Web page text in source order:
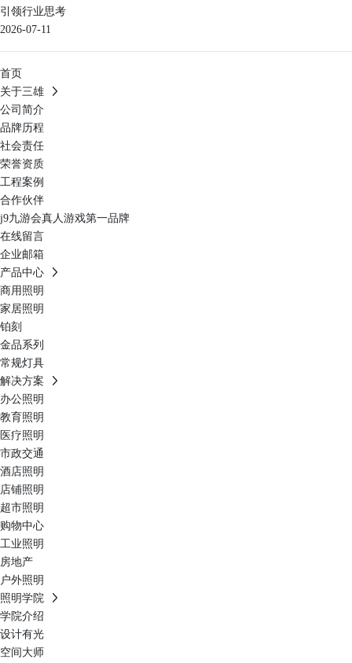
引领行业思考
2026-07-11
首页
关于三雄
公司简介
品牌历程
社会责任
荣誉资质
工程案例
合作伙伴
j9九游会真人游戏第一品牌
在线留言
企业邮箱
产品中心
商用照明
家居照明
铂刻
金品系列
常规灯具
解决方案
办公照明
教育照明
医疗照明
市政交通
酒店照明
店铺照明
超市照明
购物中心
工业照明
房地产
户外照明
照明学院
学院介绍
设计有光
空间大师